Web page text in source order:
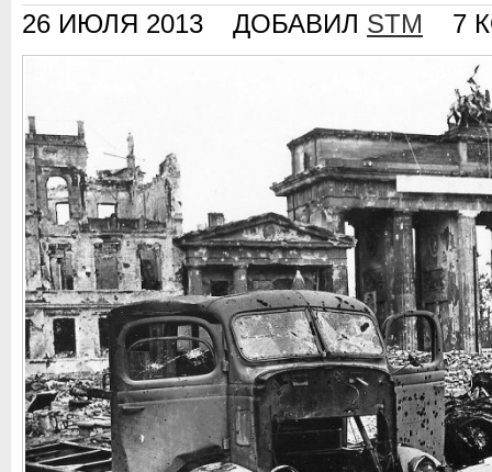
26 ИЮЛЯ 2013 ДОБАВИЛ STM 7